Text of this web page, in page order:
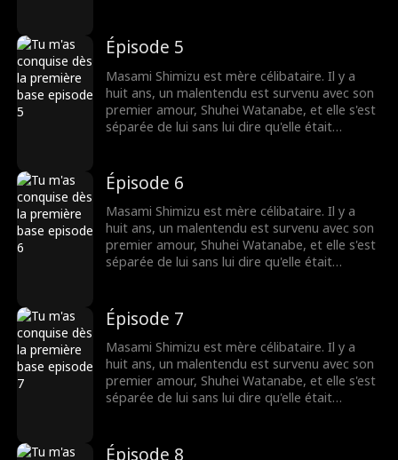
transféré dans une nouvelle équipe. Les
rouages du destin se remettent en marche.
Lorsqu'ils se retrouvent au stade, pourront-ils
dissiper le malentendu et se reconnecter ?
Épisode 5
Masami Shimizu est mère célibataire. Il y a
huit ans, un malentendu est survenu avec son
premier amour, Shuhei Watanabe, et elle s'est
séparée de lui sans lui dire qu'elle était
transféré dans une nouvelle équipe. Les
rouages du destin se remettent en marche.
Lorsqu'ils se retrouvent au stade, pourront-ils
dissiper le malentendu et se reconnecter ?
Épisode 6
Masami Shimizu est mère célibataire. Il y a
huit ans, un malentendu est survenu avec son
premier amour, Shuhei Watanabe, et elle s'est
séparée de lui sans lui dire qu'elle était
transféré dans une nouvelle équipe. Les
rouages du destin se remettent en marche.
Lorsqu'ils se retrouvent au stade, pourront-ils
dissiper le malentendu et se reconnecter ?
Épisode 7
Masami Shimizu est mère célibataire. Il y a
huit ans, un malentendu est survenu avec son
premier amour, Shuhei Watanabe, et elle s'est
séparée de lui sans lui dire qu'elle était
transféré dans une nouvelle équipe. Les
Épisode 8